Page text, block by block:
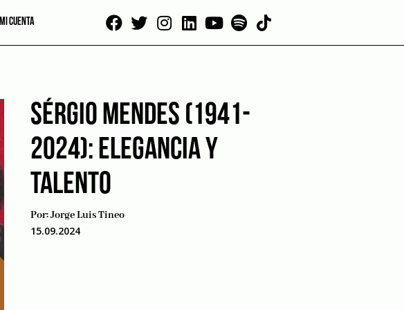
MI CUENTA
SÉRGIO MENDES (1941-
2024): ELEGANCIA Y
TALENTO
Por:Jorge Luis Tineo
15.09.2024